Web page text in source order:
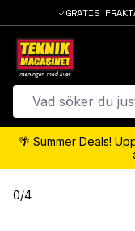
GRATIS
🌴 Summer Deals!
0/4